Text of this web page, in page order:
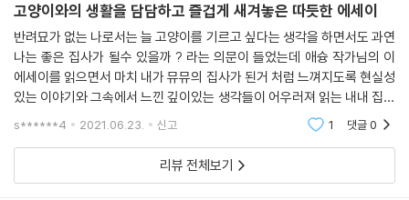
고양이와의 생활을 담담하고 즐겁게 새겨놓은 따듯한 에세이
반려묘가 없는 나로서는 늘 고양이를 기르고 싶다는 생각을 하면서도 과연
나는 좋은 집사가 될수 있을까 ? 라는 의문이 들었는데 애슝 작가님의 이
에세이를 읽으면서 마치 내가 뮤뮤의 집사가 된거 처럼 느껴지도록 현실성
있는 이야기와 그속에서 느낀 깊이있는 생각들이 어우러져 읽는 내내 집중
할수 있었다작가님이 혼자 생활하면서 고양이에게 의지하는 모습뮤뮤의
s******4 2021.06.23. 신고 1 댓글0
리뷰 전체보기